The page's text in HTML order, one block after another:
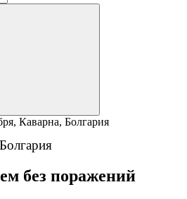
Каварна, Болгария
без поражений